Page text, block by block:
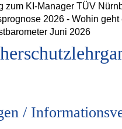
zum KI-Manager TÜV
2026 - Wohin
Juni 2026
/